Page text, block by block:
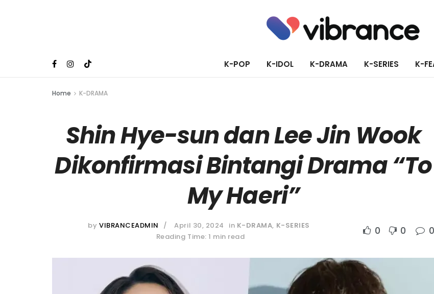
K-POP K-IDOL K-DRAMA K-SERIES K-
Home K-DRAMA
Shin Hye-sun dan Lee Jin Wook
Dikonfirmasi Bintangi Drama “To
My Haeri”
by VIBRANCEADMIN April 30, 2024 in K-DRAMA, K-SERIES
Reading Time: 1 min read
0 0 0